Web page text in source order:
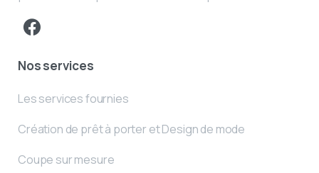
Nos services
Les services fournies
Création de prêt à porter et Design de mode
Coupe sur mesure